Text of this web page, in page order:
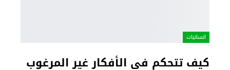
انسانيات
كيف تتحكم في الأفكار غير المرغوب